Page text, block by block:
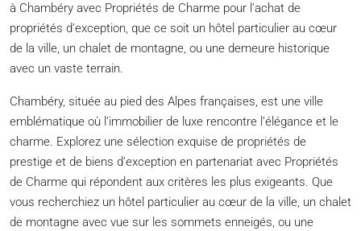
à Chambéry avec Propriétés de Charme pour l’achat de
propriétés d’exception, que ce soit un hôtel particulier au cœur
de la ville, un chalet de montagne, ou une demeure historique
avec un vaste terrain.
Chambéry, située au pied des Alpes françaises, est une ville
emblématique où l’immobilier de luxe rencontre l’élégance et le
charme. Explorez une sélection exquise de propriétés de
prestige et de biens d’exception en partenariat avec Propriétés
de Charme qui répondent aux critères les plus exigeants. Que
vous recherchiez un hôtel particulier au cœur de la ville, un chalet
de montagne avec vue sur les sommets enneigés, ou une